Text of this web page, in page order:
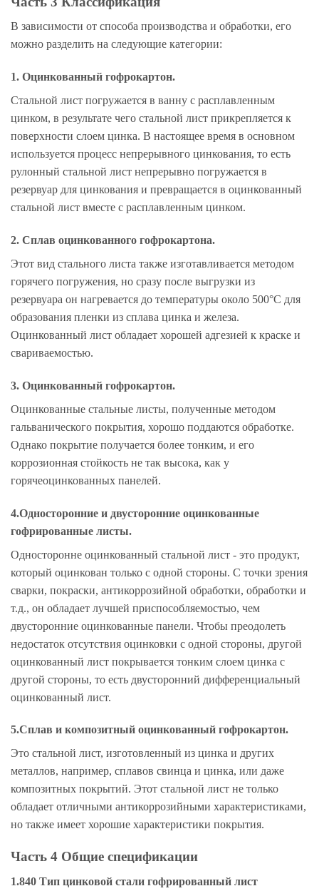
В зависимости от способа производства и обработки, его
можно разделить на следующие категории:
1. Оцинкованный гофрокартон.
Стальной лист погружается в ванну с расплавленным
цинком, в результате чего стальной лист прикрепляется к
поверхности слоем цинка. В настоящее время в основном
используется процесс непрерывного цинкования, то есть
рулонный стальной лист непрерывно погружается в
резервуар для цинкования и превращается в оцинкованный
стальной лист вместе с расплавленным цинком.
2. Сплав оцинкованного гофрокартона.
Этот вид стального листа также изготавливается методом
горячего погружения, но сразу после выгрузки из
резервуара он нагревается до температуры около 500°C для
образования пленки из сплава цинка и железа.
Оцинкованный лист обладает хорошей адгезией к краске и
свариваемостью.
3. Оцинкованный гофрокартон.
Оцинкованные стальные листы, полученные методом
гальванического покрытия, хорошо поддаются обработке.
Однако покрытие получается более тонким, и его
коррозионная стойкость не так высока, как у
горячеоцинкованных панелей.
4.Односторонние и двусторонние оцинкованные
гофрированные листы.
Односторонне оцинкованный стальной лист - это продукт,
который оцинкован только с одной стороны. С точки зрения
сварки, покраски, антикоррозийной обработки, обработки и
т.д., он обладает лучшей приспособляемостью, чем
двусторонние оцинкованные панели. Чтобы преодолеть
недостаток отсутствия оцинковки с одной стороны, другой
оцинкованный лист покрывается тонким слоем цинка с
другой стороны, то есть двусторонний дифференциальный
оцинкованный лист.
5.Сплав и композитный оцинкованный гофрокартон.
Это стальной лист, изготовленный из цинка и других
металлов, например, сплавов свинца и цинка, или даже
композитных покрытий. Этот стальной лист не только
обладает отличными антикоррозийными характеристиками,
но также имеет хорошие характеристики покрытия.
Часть 4 Общие спецификации
1.840 Тип цинковой стали гофрированный лист